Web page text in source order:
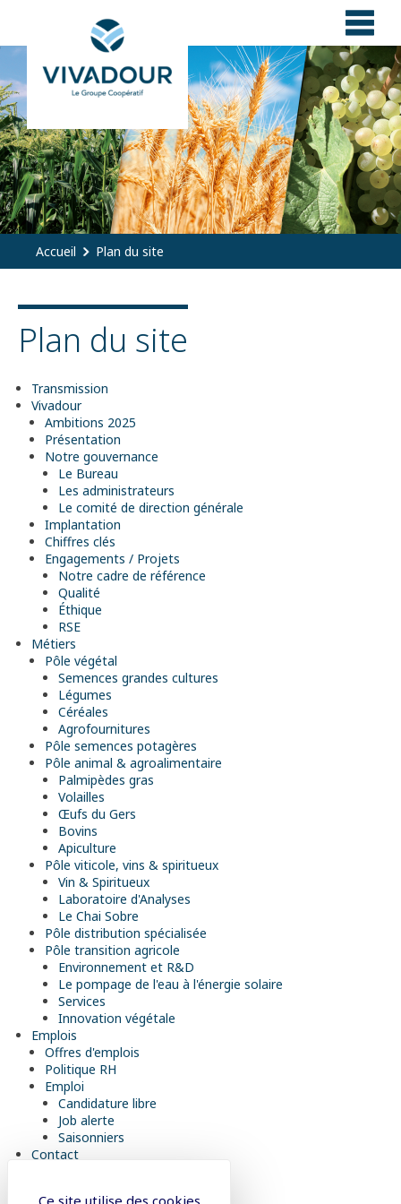
Accueil Plan du site
Plan du site
Transmission
Vivadour
Ambitions 2025
Présentation
Notre gouvernance
Le Bureau
Les administrateurs
Le comité de direction générale
Implantation
Chiffres clés
Engagements / Projets
Notre cadre de référence
Qualité
Éthique
RSE
Métiers
Pôle végétal
Semences grandes cultures
Légumes
Céréales
Agrofournitures
Pôle semences potagères
Pôle animal & agroalimentaire
Palmipèdes gras
Volailles
Œufs du Gers
Bovins
Apiculture
Pôle viticole, vins & spiritueux
Vin & Spiritueux
Laboratoire d'Analyses
Le Chai Sobre
Pôle distribution spécialisée
Pôle transition agricole
Environnement et R&D
Le pompage de l'eau à l'énergie solaire
Services
Innovation végétale
Emplois
Offres d'emplois
Politique RH
Emploi
Candidature libre
Job alerte
Saisonniers
Contact
Ce site utilise des cookies